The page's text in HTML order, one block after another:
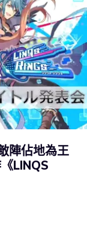
陣佔地為王
LINQS